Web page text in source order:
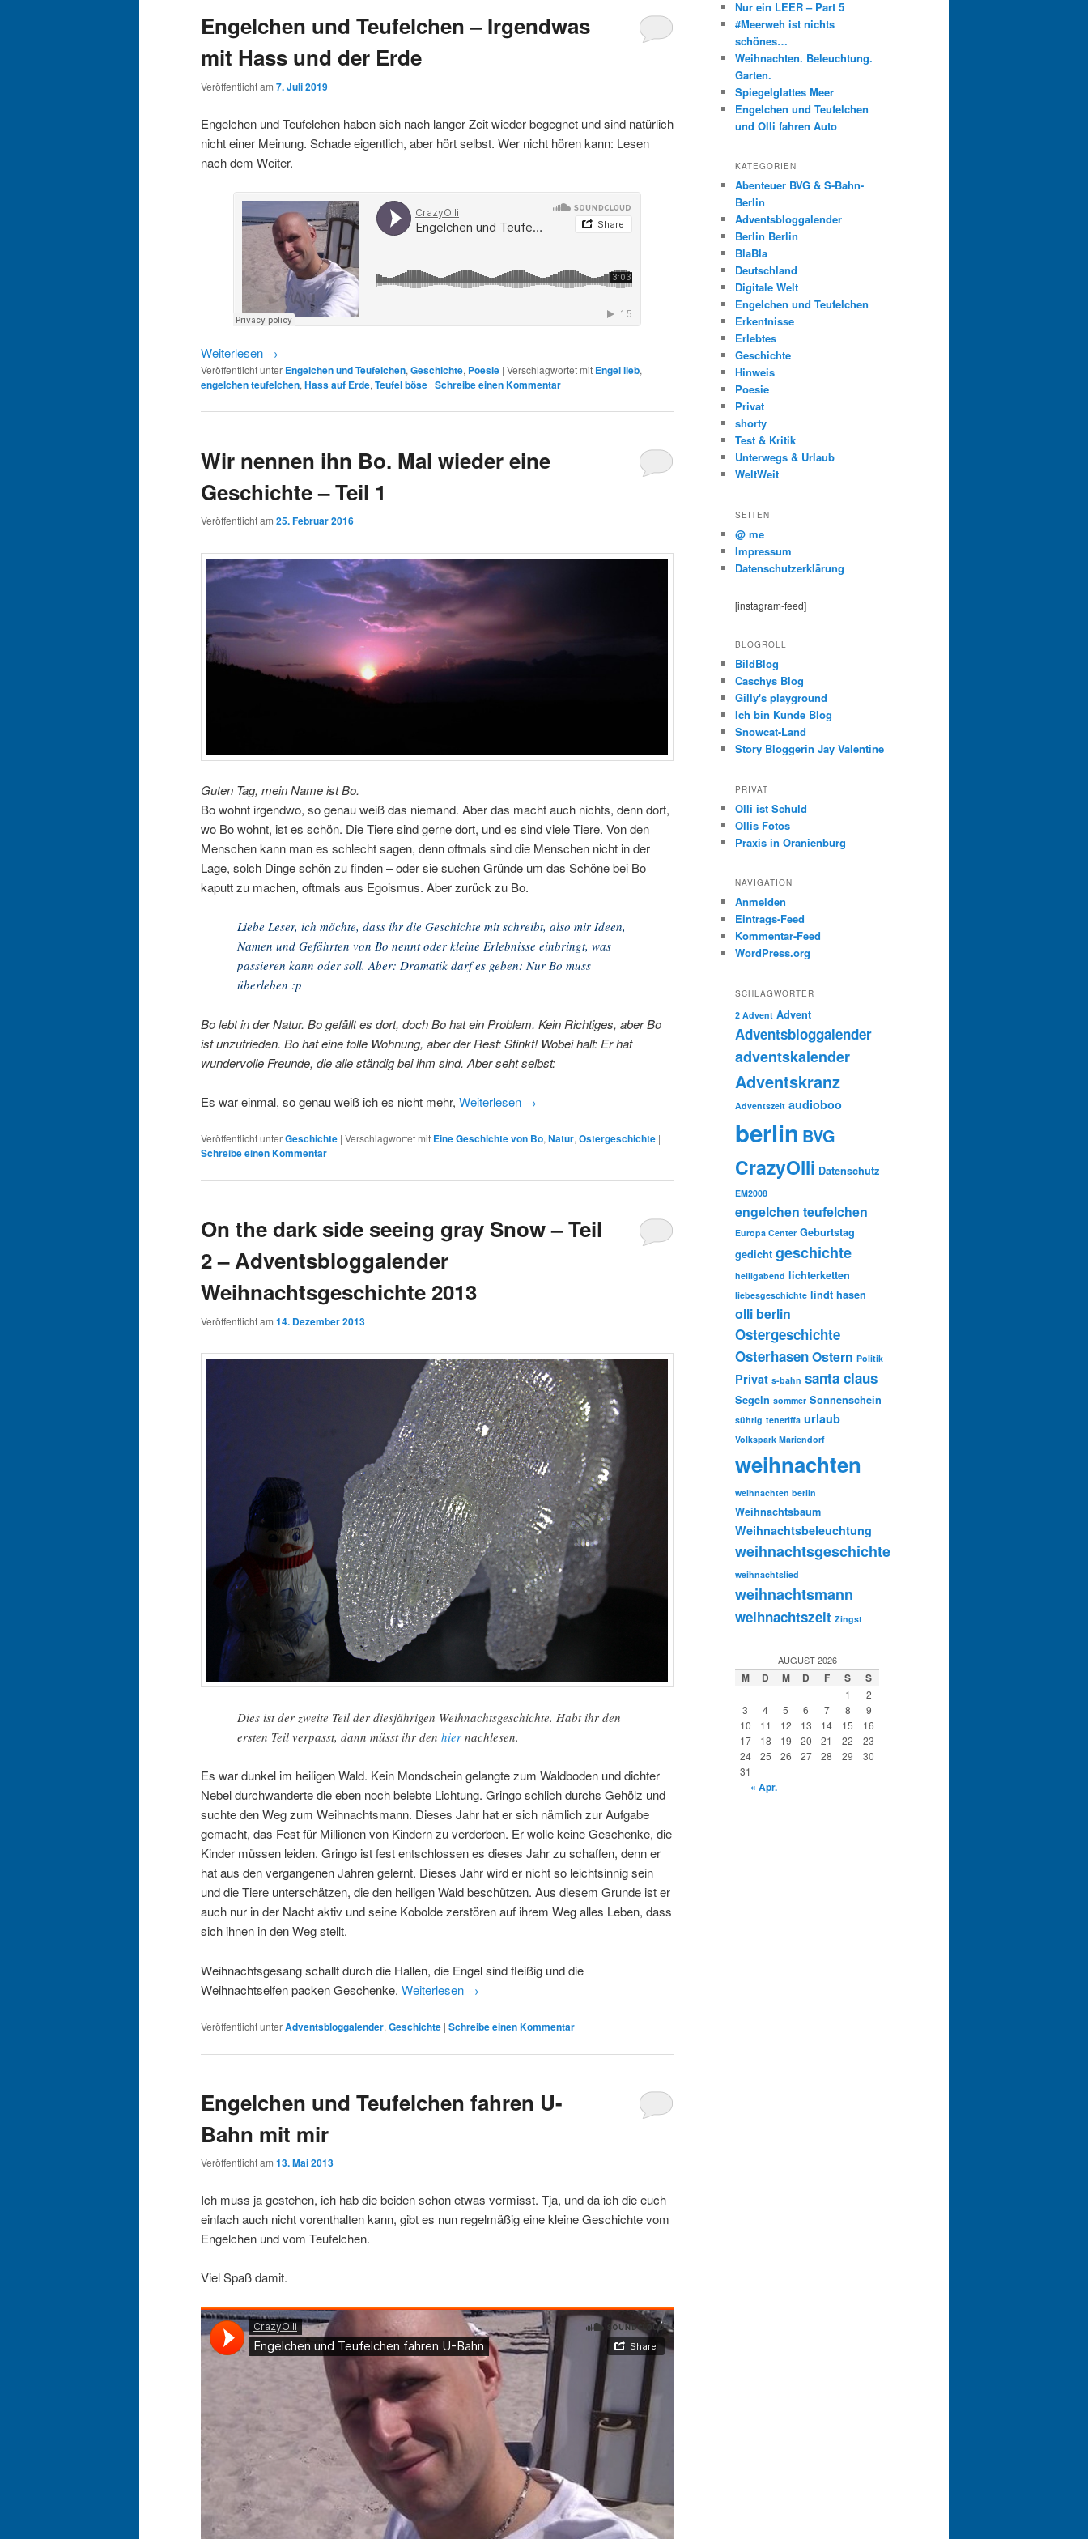
Engelchen und Teufelchen – Irgendwas
mit Hass und der Erde
Veröffentlicht am 7. Juli 2019
Engelchen und Teufelchen haben sich nach langer Zeit wieder begegnet und sind natürlich
nicht einer Meinung. Schade eigentlich, aber hört selbst. Wer nicht hören kann: Lesen
nach dem Weiter.
Weiterlesen →
Veröffentlicht unter Engelchen und Teufelchen, Geschichte, Poesie | Verschlagwortet mit Engel lieb,
engelchen teufelchen, Hass auf Erde, Teufel böse | Schreibe einen Kommentar
Wir nennen ihn Bo. Mal wieder eine
Geschichte – Teil 1
Veröffentlicht am 25. Februar 2016
Guten Tag, mein Name ist Bo.
Bo wohnt irgendwo, so genau weiß das niemand. Aber das macht auch nichts, denn dort,
wo Bo wohnt, ist es schön. Die Tiere sind gerne dort, und es sind viele Tiere. Von den
Menschen kann man es schlecht sagen, denn oftmals sind die Menschen nicht in der
Lage, solch Dinge schön zu finden – oder sie suchen Gründe um das Schöne bei Bo
kaputt zu machen, oftmals aus Egoismus. Aber zurück zu Bo.
Liebe Leser, ich möchte, dass ihr die Geschichte mit schreibt, also mir Ideen,
Namen und Gefährten von Bo nennt oder kleine Erlebnisse einbringt, was
passieren kann oder soll. Aber: Dramatik darf es geben: Nur Bo muss
überleben :p
Bo lebt in der Natur. Bo gefällt es dort, doch Bo hat ein Problem. Kein Richtiges, aber Bo
ist unzufrieden. Bo hat eine tolle Wohnung, aber der Rest: Stinkt! Wobei halt: Er hat
wundervolle Freunde, die alle ständig bei ihm sind. Aber seht selbst:
Es war einmal, so genau weiß ich es nicht mehr, Weiterlesen →
Veröffentlicht unterGeschichte | Verschlagwortet mit Eine Geschichte von Bo,Natur,Ostergeschichte |
Schreibe einen Kommentar
On the dark side seeing gray Snow – Teil
2 – Adventsbloggalender
Weihnachtsgeschichte 2013
Veröffentlicht am 14. Dezember 2013
Dies ist der zweite Teil der diesjährigen Weihnachtsgeschichte. Habt ihr den
ersten Teil verpasst, dann müsst ihr den hier nachlesen.
Es war dunkel im heiligen Wald. Kein Mondschein gelangte zum Waldboden und dichter
Nebel durchwanderte die eben noch belebte Lichtung. Gringo schlich durchs Gehölz und
suchte den Weg zum Weihnachtsmann. Dieses Jahr hat er sich nämlich zur Aufgabe
gemacht, das Fest für Millionen von Kindern zu verderben. Er wolle keine Geschenke, die
Kinder müssen leiden. Gringo ist fest entschlossen es dieses Jahr zu schaffen, denn er
hat aus den vergangenen Jahren gelernt. Dieses Jahr wird er nicht so leichtsinnig sein
und die Tiere unterschätzen, die den heiligen Wald beschützen. Aus diesem Grunde ist er
auch nur in der Nacht aktiv und seine Kobolde zerstören auf ihrem Weg alles Leben, dass
sich ihnen in den Weg stellt.
Weihnachtsgesang schallt durch die Hallen, die Engel sind fleißig und die
Weihnachtselfen packen Geschenke. Weiterlesen →
Veröffentlicht unterAdventsbloggalender, Geschichte | Schreibe einen Kommentar
Engelchen und Teufelchen fahren U-
Bahn mit mir
Veröffentlicht am 13. Mai 2013
Ich muss ja gestehen, ich hab die beiden schon etwas vermisst. Tja, und da ich die euch
einfach auch nicht vorenthalten kann, gibt es nun regelmäßig eine kleine Geschichte vom
Engelchen und vom Teufelchen.
Viel Spaß damit.
Nur ein LEER – Part 5
#Meerweh ist nichts
schönes…
Weihnachten. Beleuchtung.
Garten.
Spiegelglattes Meer
Engelchen und Teufelchen
und Olli fahren Auto
KATEGORIEN
Abenteuer BVG & S-Bahn-
Berlin
Adventsbloggalender
Berlin Berlin
BlaBla
Deutschland
Digitale Welt
Engelchen und Teufelchen
Erkentnisse
Erlebtes
Geschichte
Hinweis
Poesie
Privat
shorty
Test & Kritik
Unterwegs & Urlaub
WeltWeit
SEITEN
@ me
Impressum
Datenschutzerklärung
[instagram-feed]
BLOGROLL
BildBlog
Caschys Blog
Gilly's playground
Ich bin Kunde Blog
Snowcat-Land
Story Bloggerin Jay Valentine
PRIVAT
Olli ist Schuld
Ollis Fotos
Praxis in Oranienburg
NAVIGATION
Anmelden
Eintrags-Feed
Kommentar-Feed
WordPress.org
SCHLAGWÖRTER
2 Advent Advent
Adventsbloggalender
adventskalender
Adventskranz
Adventszeit audioboo
berlin BVG
CrazyOlli Datenschutz
EM2008
engelchen teufelchen
Europa Center Geburtstag
gedicht geschichte
heiligabend lichterketten
liebesgeschichte lindt hasen
olli berlin
Ostergeschichte
OsterhasenOstern Politik
Privat s-bahn santa claus
Segeln sommer Sonnenschein
sührig teneriffa urlaub
Volkspark Mariendorf
weihnachten
weihnachten berlin
Weihnachtsbaum
Weihnachtsbeleuchtung
weihnachtsgeschichte
weihnachtslied
weihnachtsmann
weihnachtszeit Zingst
AUGUST 2026
M D M D F S S
1
2
3
4 5 6 7 8
9
10
11 12 13 14 15
16
17
18 19 20 21 22
23
24
25 26 27 28 29
30
31
« Apr.